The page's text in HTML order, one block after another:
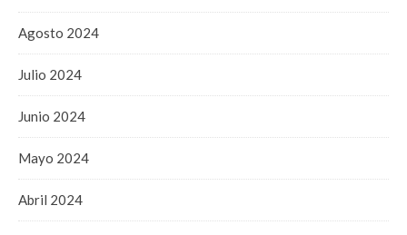
Agosto 2024
Julio 2024
Junio 2024
Mayo 2024
Abril 2024